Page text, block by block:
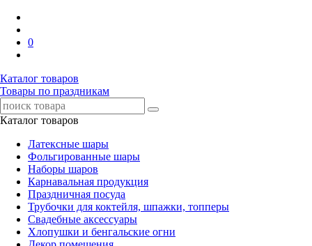
0
Каталог товаров
Товары по праздникам
Каталог товаров
Латексные шары
Фольгированные шары
Наборы шаров
Карнавальная продукция
Праздничная посуда
Трубочки для коктейля, шпажки, топперы
Свадебные аксессуары
Хлопушки и бенгальские огни